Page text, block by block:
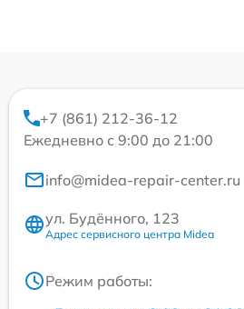
+7 (861) 212-36-12
Ежедневно с 9:00 до 21:00
info@midea-repair-center.ru
ул. Будённого, 123
Адрес сервисного центра Midea
Режим работы: